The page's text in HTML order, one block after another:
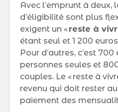
Avec l’emprunt à deux,
d’éligibilité sont plus
exigent un «reste à
étant seul et 1 200
Pour d’autres, c’est
personnes seules et
couples. Le « reste à
revenu qui doit rester
paiement des